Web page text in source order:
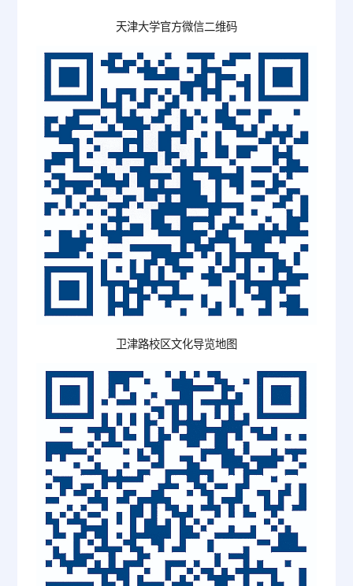
天津大学官方微信二维码
卫津路校区文化导览地图